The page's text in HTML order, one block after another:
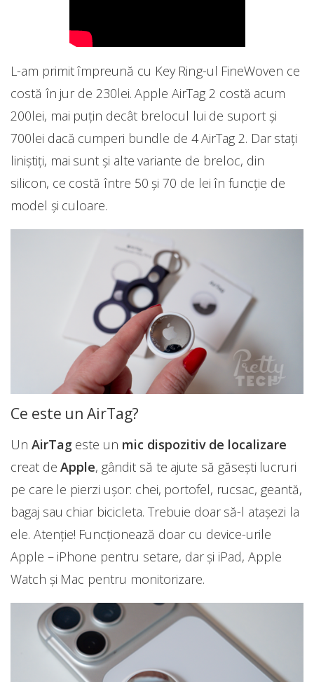
L-am primit împreună cu Key Ring-ul FineWoven ce
costă în jur de 230lei. Apple AirTag 2 costă acum
200lei, mai puțin decât brelocul lui de suport și
700lei dacă cumperi bundle de 4 AirTag 2. Dar stați
liniștiți, mai sunt și alte variante de breloc, din
silicon, ce costă între 50 și 70 de lei în funcție de
model și culoare.
Ce este un AirTag?
Un AirTageste un mic dispozitiv de localizare
creat deApple, gândit să te ajute să găsești lucruri
pe care le pierzi ușor: chei, portofel, rucsac, geantă,
bagaj sau chiar bicicleta. Trebuie doar să-l atașezi la
ele. Atenție! Funcționează doar cu device-urile
Apple – iPhone pentru setare, dar și iPad, Apple
Watch și Mac pentru monitorizare.